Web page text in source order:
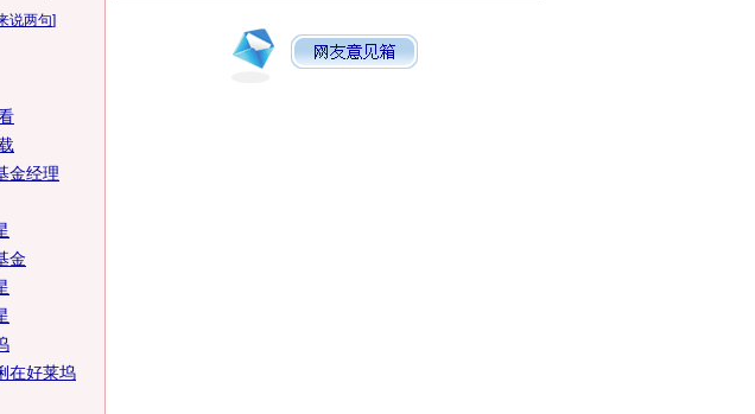
说两句]
金经理
金
在好莱坞